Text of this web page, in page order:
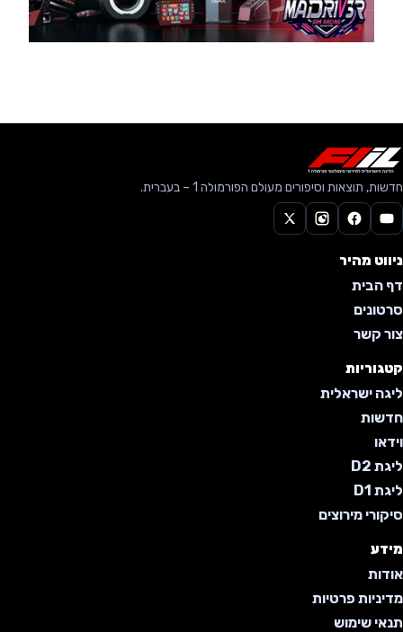
חדשות, תוצאות וסיפורים מעולם הפורמולה 1 – בעברית.
ניווט מהיר
דף הבית
סרטונים
צור קשר
קטגוריות
ליגה ישראלית
חדשות
וידאו
ליגת D2
ליגת D1
סיקורי מירוצים
מידע
אודות
מדיניות פרטיות
תנאי שימוש